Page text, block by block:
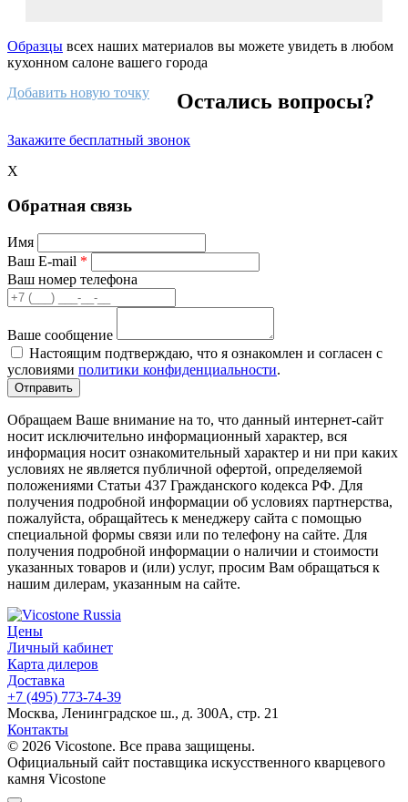
Образцы всех наших материалов вы можете увидеть в любом
кухонном салоне вашего города
Добавить новую точку
Остались вопросы?
Закажите бесплатный звонок
X
Обратная связь
Имя
Ваш E-mail *
Ваш номер телефона
Ваше сообщение
Настоящим подтверждаю, что я ознакомлен и согласен с
условиями политики конфиденциальности.
Обращаем Ваше внимание на то, что данный интернет-сайт
носит исключительно информационный характер, вся
информация носит ознакомительный характер и ни при каких
условиях не является публичной офертой, определяемой
положениями Статьи 437 Гражданского кодекса РФ. Для
получения подробной информации об условиях партнерства,
пожалуйста, обращайтесь к менеджеру сайта с помощью
специальной формы связи или по телефону на сайте. Для
получения подробной информации о наличии и стоимости
указанных товаров и (или) услуг, просим Вам обращаться к
нашим дилерам, указанным на сайте.
Цены
Личный кабинет
Карта дилеров
Доставка
+7 (495) 773-74-39
Москва, Ленинградское ш., д. 300А, стр. 21
Контакты
© 2026 Vicostone. Все права защищены.
Официальный сайт поставщика искусственного кварцевого
камня Vicostone